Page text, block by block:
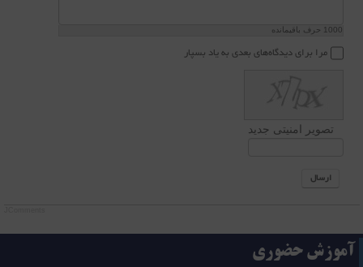
1000 حرف باقیمانده
مرا برای دیدگاه‌های بعدی به یاد بسپار
تصویر امنیتی جدید
ارسال
آموزش حضوری